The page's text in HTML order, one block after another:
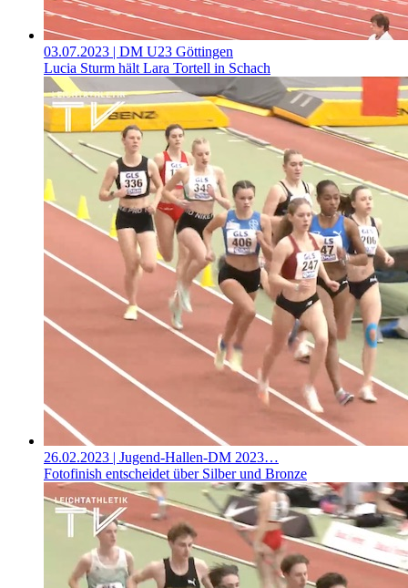
03.07.2023 | DM U23 Göttingen
Lucia Sturm hält Lara Tortell in Schach
26.02.2023 | Jugend-Hallen-DM 2023…
Fotofinish entscheidet über Silber und Bronze